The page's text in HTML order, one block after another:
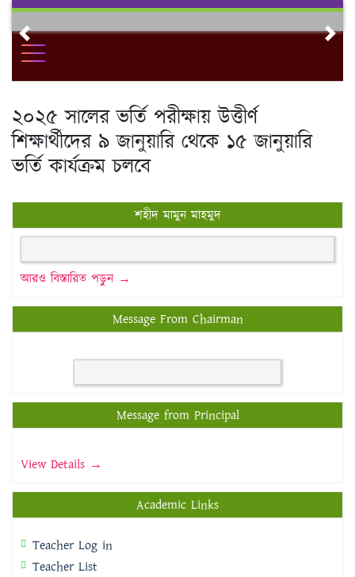
Skip
contentPrevious
২০২৫ সালের ভর্তি পরীক্ষায় উত্তীর্ণ
শিক্ষার্থীদের ৯ জানুয়ারি থেকে ১৫ জানুয়ারি
ভর্তি কার্যক্রম চলবে
শহীদ মামুন মাহমুদ
আরও বিস্তারিত পড়ুন →
Message From Chairman
Message from Principal
View Details →
Academic Links
Teacher Log in
Teacher List